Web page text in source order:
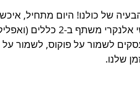
של כולנו! היום מתחיל,
בסרטון הבא שי
לשמור על פוקוס, לשמור על
שלנו.